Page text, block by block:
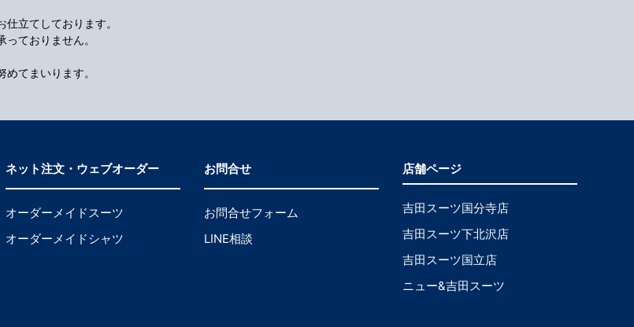
立てしております。
ておりません。
てまいります。
ネット注文・ウェブオーダー
オーダーメイドスーツ
オーダーメイドシャツ
お問合せ
お問合せフォーム
LINE相談
店舗ページ
吉田スーツ国分寺店
吉田スーツ下北沢店
吉田スーツ国立店
ニュー&吉田スーツ